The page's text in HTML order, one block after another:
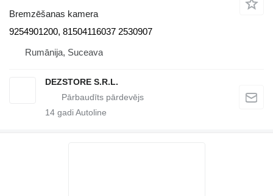
Bremzēšanas kamera
9254901200, 81504116037 2530907
Rumānija, Suceava
DEZSTORE S.R.L.
14 gadi Autoline